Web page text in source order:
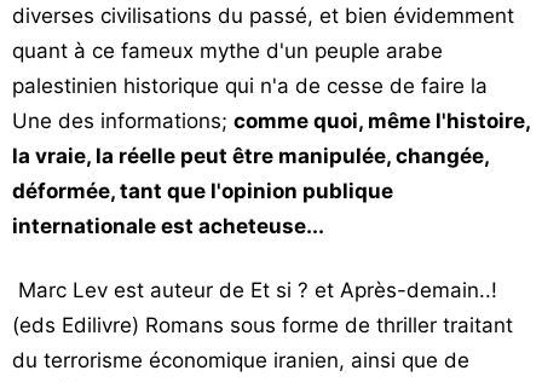
diverses civilisations du passé, et bien évidemment
quant à ce fameux mythe d'un peuple arabe
palestinien historique qui n'a de cesse de faire la
Une des informations; comme quoi, même l'histoire,
la vraie, la réelle peut être manipulée, changée,
déformée, tant que l'opinion publique
internationale est acheteuse...
Marc Lev est auteur de Et si ? et Après-demain..!
(eds Edilivre) Romans sous forme de thriller traitant
du terrorisme économique iranien, ainsi que de